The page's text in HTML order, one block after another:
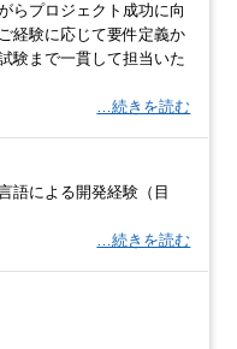
らプロジェクト成功に向
経験に応じて要件定義か
験まで一貫して担当いた
…続きを読む
語による開発経験（目
…続きを読む